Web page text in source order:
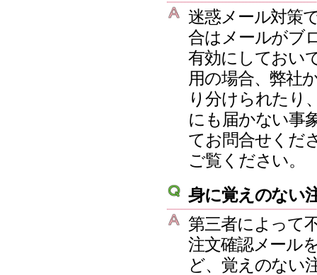
迷惑メール対策
合はメールがブ
有効にしておい
用の場合、弊社
り分けられたり
にも届かない事
てお問合せくだ
ご覧ください。
身に覚えのない
第三者によって
注文確認メール
ど、覚えのない